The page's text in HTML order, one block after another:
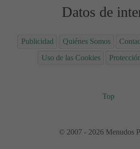
Datos de
Publicidad Quiénes Somos
Uso de las Cookies
Top
© 2007 - 2026 Menudos